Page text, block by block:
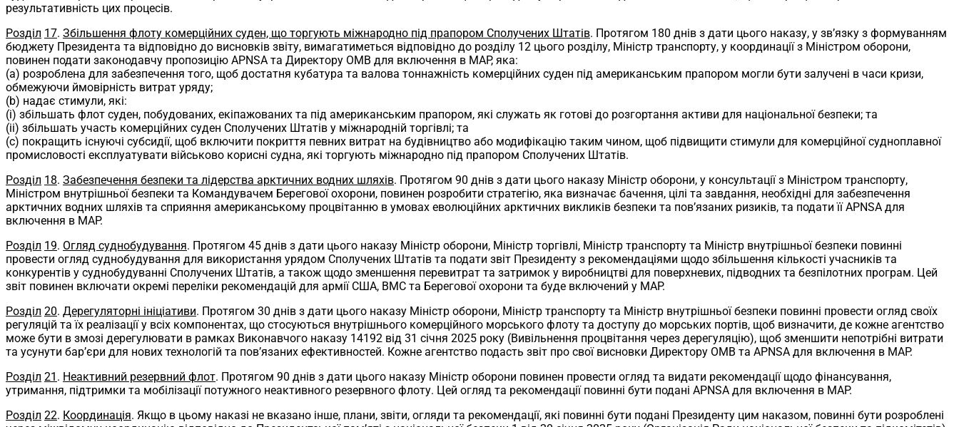
результативність цих процесів.
Розділ 17. Збільшення флоту комерційних суден, що торгують міжнародно під прапором Сполучених Штатів. Протягом 180 днів з дати цього наказу, у зв’язку з формуванням
бюджету Президента та відповідно до висновків звіту, вимагатиметься відповідно до розділу 12 цього розділу, Міністр транспорту, у координації з Міністром оборони,
повинен подати законодавчу пропозицію APNSA та Директору OMB для включення в MAP, яка:
(a) розроблена для забезпечення того, щоб достатня кубатура та валова тоннажність комерційних суден під американським прапором могли бути залучені в часи кризи,
обмежуючи ймовірність витрат уряду;
(b) надає стимули, які:
(i) збільшать флот суден, побудованих, екіпажованих та під американським прапором, які служать як готові до розгортання активи для національної безпеки; та
(ii) збільшать участь комерційних суден Сполучених Штатів у міжнародній торгівлі; та
(c) покращить існуючі субсидії, щоб включити покриття певних витрат на будівництво або модифікацію таким чином, щоб підвищити стимули для комерційної судноплавної
промисловості експлуатувати військово корисні судна, які торгують міжнародно під прапором Сполучених Штатів.
Розділ 18. Забезпечення безпеки та лідерства арктичних водних шляхів. Протягом 90 днів з дати цього наказу Міністр оборони, у консультації з Міністром транспорту,
Міністром внутрішньої безпеки та Командувачем Берегової охорони, повинен розробити стратегію, яка визначає бачення, цілі та завдання, необхідні для забезпечення
арктичних водних шляхів та сприяння американському процвітанню в умовах еволюційних арктичних викликів безпеки та пов’язаних ризиків, та подати її APNSA для
включення в MAP.
Розділ 19. Огляд суднобудування. Протягом 45 днів з дати цього наказу Міністр оборони, Міністр торгівлі, Міністр транспорту та Міністр внутрішньої безпеки повинні
провести огляд суднобудування для використання урядом Сполучених Штатів та подати звіт Президенту з рекомендаціями щодо збільшення кількості учасників та
конкурентів у суднобудуванні Сполучених Штатів, а також щодо зменшення перевитрат та затримок у виробництві для поверхневих, підводних та безпілотних програм. Цей
звіт повинен включати окремі переліки рекомендацій для армії США, ВМС та Берегової охорони та буде включений у MAP.
Розділ 20. Дерегуляторні ініціативи. Протягом 30 днів з дати цього наказу Міністр оборони, Міністр транспорту та Міністр внутрішньої безпеки повинні провести огляд своїх
регуляцій та їх реалізації у всіх компонентах, що стосуються внутрішнього комерційного морського флоту та доступу до морських портів, щоб визначити, де кожне агентство
може бути в змозі дерегулювати в рамках Виконавчого наказу 14192 від 31 січня 2025 року (Вивільнення процвітання через дерегуляцію), щоб зменшити непотрібні витрати
та усунути бар’єри для нових технологій та пов’язаних ефективностей. Кожне агентство подасть звіт про свої висновки Директору OMB та APNSA для включення в MAP.
Розділ 21 . Неактивний резервний флот. Протягом 90 днів з дати цього наказу Міністр оборони повинен провести огляд та видати рекомендації щодо фінансування,
утримання, підтримки та мобілізації потужного неактивного резервного флоту. Цей огляд та рекомендації повинні бути подані APNSA для включення в MAP.
Розділ 22. Координація. Якщо в цьому наказі не вказано інше, плани, звіти, огляди та рекомендації, які повинні бути подані Президенту цим наказом, повинні бути розроблені